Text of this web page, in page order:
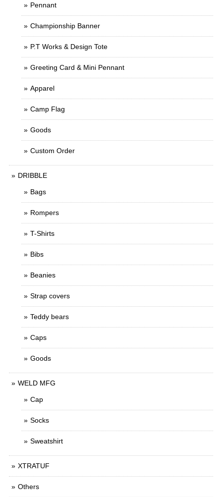
Pennant
Championship Banner
P.T Works & Design Tote
Greeting Card & Mini Pennant
Apparel
Camp Flag
Goods
Custom Order
DRIBBLE
Bags
Rompers
T-Shirts
Bibs
Beanies
Strap covers
Teddy bears
Caps
Goods
WELD MFG
Cap
Socks
Sweatshirt
XTRATUF
Others